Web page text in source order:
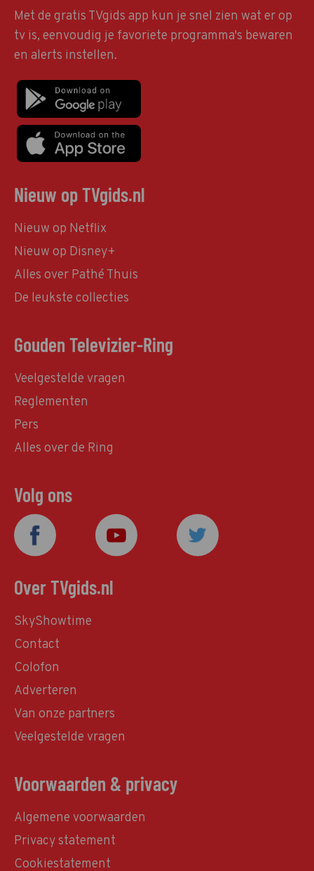
Met de gratis TVgids app kun je snel zien wat er op
tv is, eenvoudig je favoriete programma's bewaren
en alerts instellen.
Nieuw op TVgids.nl
Nieuw op Netflix
Nieuw op Disney+
Alles over Pathé Thuis
De leukste collecties
Gouden Televizier-Ring
Veelgestelde vragen
Reglementen
Pers
Alles over de Ring
Volg ons
Over TVgids.nl
SkyShowtime
Contact
Colofon
Adverteren
Van onze partners
Veelgestelde vragen
Voorwaarden & privacy
Algemene voorwaarden
Privacy statement
Cookiestatement